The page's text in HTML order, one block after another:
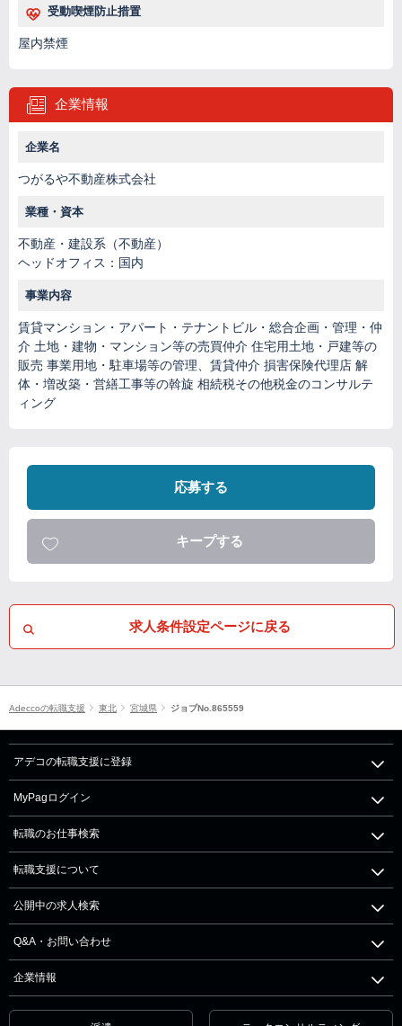
受動喫煙防止措置
屋内禁煙
企業情報
企業名
つがるや不動産株式会社
業種・資本
不動産・建設系（不動産）
ヘッドオフィス：国内
事業内容
賃貸マンション・アパート・テナントビル・総合企画・管理・仲
介 土地・建物・マンション等の売買仲介 住宅用土地・戸建等の
販売 事業用地・駐車場等の管理、賃貸仲介 損害保険代理店 解
体・増改築・営繕工事等の斡旋 相続税その他税金のコンサルテ
ィング
応募する
キープする
求人条件設定ページに戻る
Adeccoの転職支援 東北 宮城県 ジョブNo.865559
アデコの転職支援に登録
MyPagログイン
転職のお仕事検索
転職支援について
公開中の求人検索
Q&A・お問い合わせ
企業情報